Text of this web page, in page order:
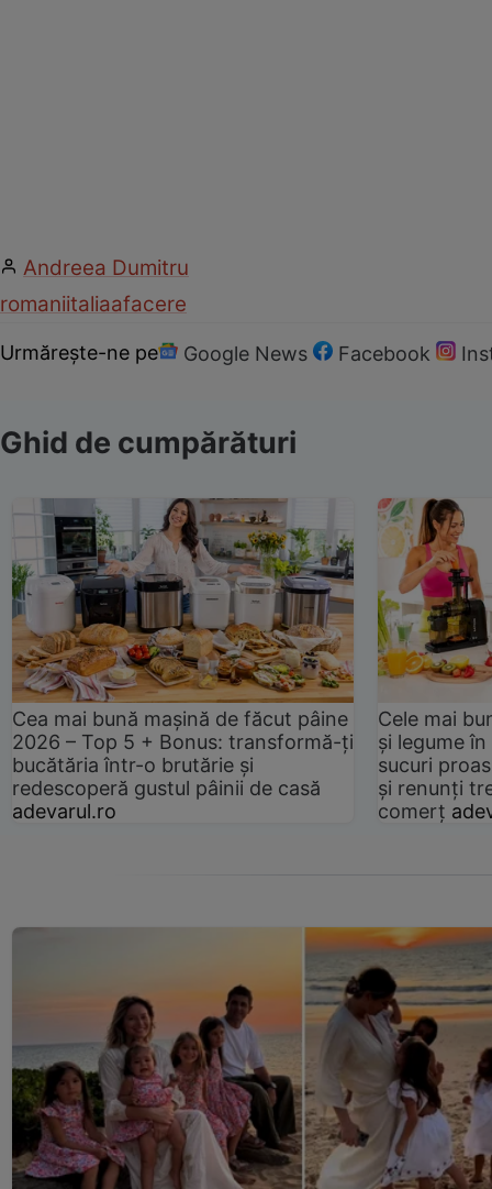
Andreea Dumitru
romaniitaliaafacere
Urmărește-ne pe Google News Facebook
Ghid de cumpărături
Cea mai bună mașină de făcut pâine
2026 – Top 5 + Bonus: transformă-ți
bucătăria într-o brutărie și
redescoperă gustul pâinii de casă
adevarul.ro
Cele mai
și legume
sucuri
și renunți
comerț